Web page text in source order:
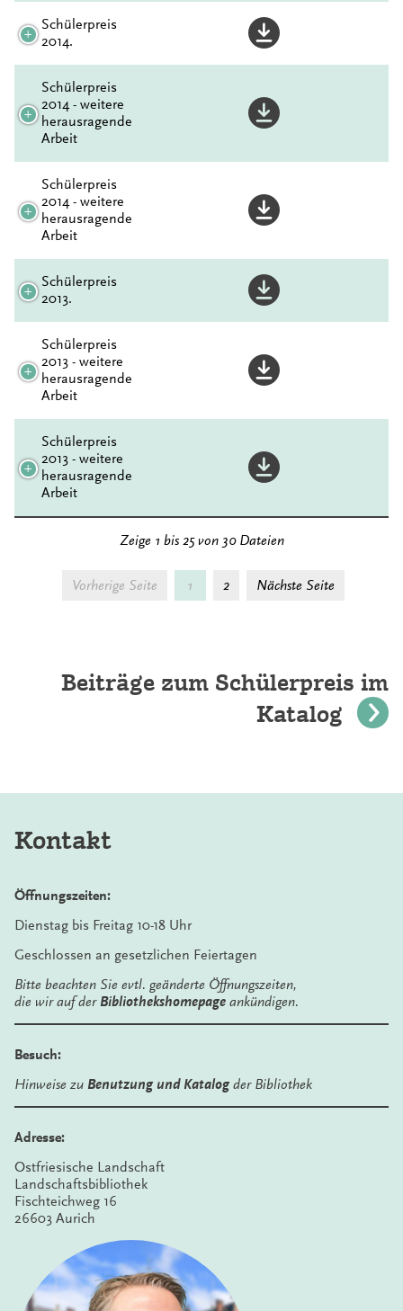
Schülerpreis
2014.
Schülerpreis
2014 - weitere
herausragende
Arbeit
Schülerpreis
2014 - weitere
herausragende
Arbeit
Schülerpreis
2013.
Schülerpreis
2013 - weitere
herausragende
Arbeit
Schülerpreis
2013 - weitere
herausragende
Arbeit
Zeige 1 bis 25 von 30 Dateien
Vorherige Seite 1 2 Nächste Seite
Beiträge zum Schülerpreis im
Katalog
Kontakt
Öffnungszeiten:
Dienstag bis Freitag 10-18 Uhr
Geschlossen an gesetzlichen Feiertagen
Bitte beachten Sie evtl. geänderte Öffnungszeiten,
die wir auf der Bibliothekshomepage ankündigen.
Besuch:
Hinweise zu Benutzung und Katalog der Bibliothek
Adresse:
Ostfriesische Landschaft
Landschaftsbibliothek
Fischteichweg 16
26603 Aurich